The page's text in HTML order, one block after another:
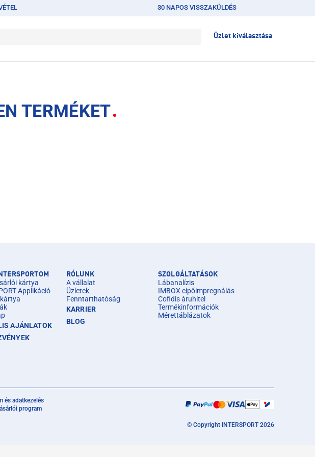
30 NAPOS VISSZAKÜLDÉS
Üzlet kiválasztása
TERMÉKET
kártya
Applikáció
AJÁNLATOK
RÓLUNK
A vállalat
Üzletek
Fenntarthatóság
KARRIER
BLOG
SZOLGÁLTATÁSOK
Lábanalízis
IMBOX cipőimpregnálás
Cofidis áruhitel
Termékinformációk
Mérettáblázatok
és adatkezelés
program
© Copyright INTERSPORT 2026